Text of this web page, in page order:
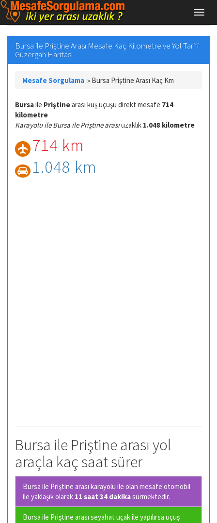
Bursa ile Priştine Arası Mesafe Kaç Kilometre ve Yol Tarifi
Güzergah Haritası
Mesafe Sorgulama » Bursa Priştine Arası Kaç Km
Bursaile Priştinearası kuş uçuşu direkt mesafe 714
kilometre
Karayolu ile Bursa ile Priştine arasıuzaklık 1.048 kilometre
714 km
1.048 km
Bursa ile Priştine arası yol
araçla kaç saat sürer
Bursa ile Priştine arası karayolu ile olan mesafe otomobil
ile yaklaşık olarak 11 saat 34 dakikasürmektedir.
Bursa ile Priştine arası seyahat uçak ile yapılırsa uçuş